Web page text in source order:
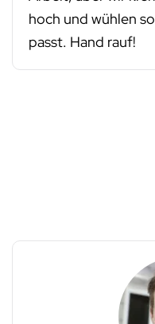
hoch und wühlen
passt. Hand rauf!